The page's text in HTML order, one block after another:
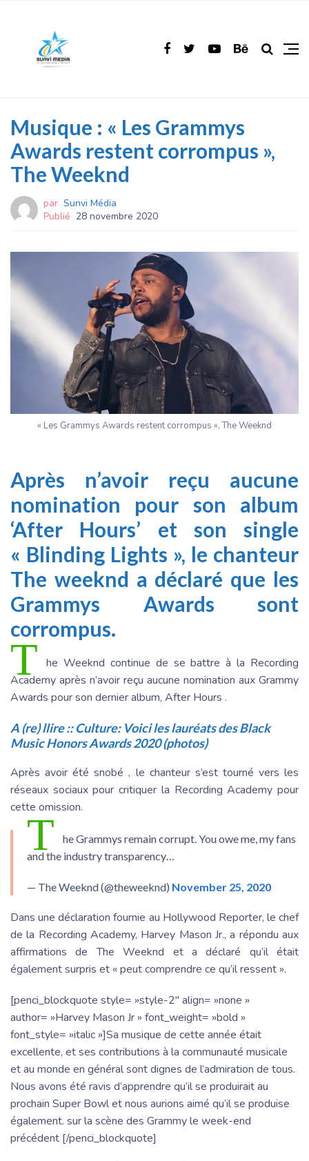
Musique : « Les Grammys
Awards restent corrompus »,
The Weeknd
par Sunvi Média
Publié 28 novembre 2020
« Les Grammys Awards restent corrompus », The Weeknd
Après n’avoir reçu aucune
nomination pour son album
‘After Hours’ et son single
« Blinding Lights », le chanteur
The weeknd a déclaré que les
Grammys Awards sont
corrompus.
T he Weeknd continue de se battre à la Recording
Academy après n’avoir reçu aucune nomination aux Grammy
Awards pour son dernier album, After Hours .
A (re) llire ::Culture: Voici les lauréats des Black
Music Honors Awards 2020 (photos)
Après avoir été snobé , le chanteur s’est tourné vers les
réseaux sociaux pour critiquer la Recording Academy pour
cette omission.
T
he Grammys remain corrupt. You owe me, my fans
and the industry transparency…
— The Weeknd (@theweeknd) November 25, 2020
Dans une déclaration fournie au Hollywood Reporter, le chef
de la Recording Academy, Harvey Mason Jr., a répondu aux
affirmations de The Weeknd et a déclaré qu’il était
également surpris et « peut comprendre ce qu’il ressent ».
[penci_blockquote style= »style-2″ align= »none »
author= »Harvey Mason Jr » font_weight= »bold »
font_style= »italic »]Sa musique de cette année était
excellente, et ses contributions à la communauté musicale
et au monde en général sont dignes de l’admiration de tous.
Nous avons été ravis d’apprendre qu’il se produirait au
prochain Super Bowl et nous aurions aimé qu’il se produise
également. sur la scène des Grammy le week-end
précédent [/penci_blockquote]